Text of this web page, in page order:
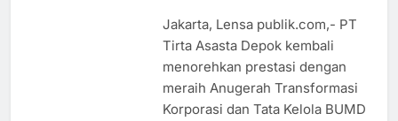
Jakarta, Lensa publik.com,- PT
Tirta Asasta Depok kembali
menorehkan prestasi dengan
meraih Anugerah Transformasi
Korporasi dan Tata Kelola BUMD